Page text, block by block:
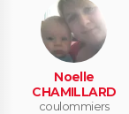
Noelle
CHAMILLARD
coulommiers